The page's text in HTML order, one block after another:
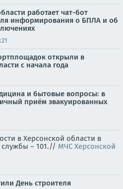
работает чат-бот
информирования о БПЛА и об
открыли в
с начала года
и бытовые вопросы: в
приём эвакуированных
в Херсонской области в
службы – 101.// МЧС Херсонской
День строителя